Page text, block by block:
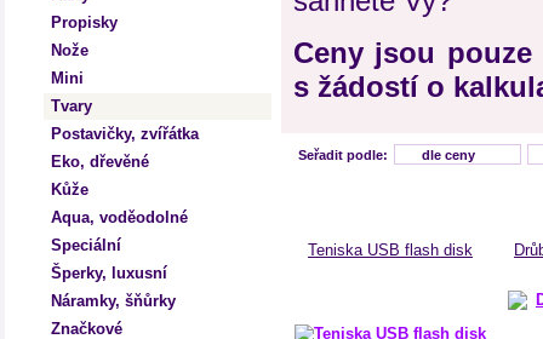
Ceny jsou
s žádostí o
Seřadit podle: dle ceny
Teniska USB flash disk
Propisky
Nože
Mini
Tvary
Postavičky, zvířátka
Eko, dřevěné
Kůže
Aqua, voděodolné
Speciální
Šperky, luxusní
Náramky, šňůrky
Značkové